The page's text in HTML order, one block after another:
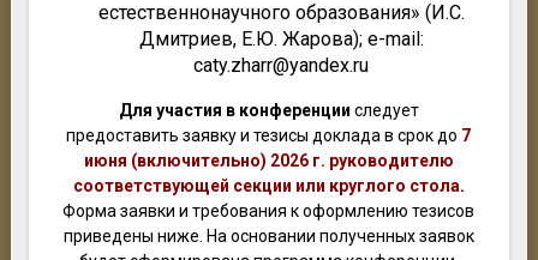
естественнонаучного образования» (И.С.
Дмитриев, Е.Ю. Жарова); e-mail:
caty.zharr@yandex.ru
Для участия в конференции следует
предоставить заявку и тезисы доклада в срок до 7
июня (включительно) 2026 г. руководителю
соответствующей секции или круглого стола.
Форма заявки и требования к оформлению тезисов
приведены ниже. На основании полученных заявок